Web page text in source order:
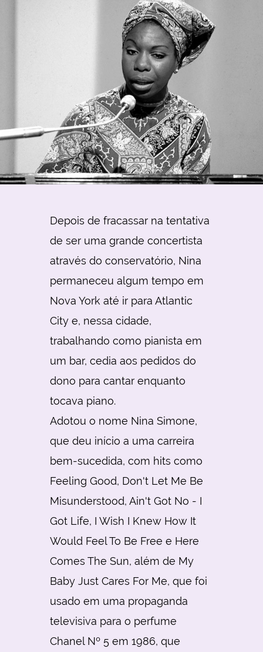
Depois de fracassar na tentativa
de ser uma grande concertista
através do conservatório, Nina
permaneceu algum tempo em
Nova York até ir para Atlantic
City e, nessa cidade,
trabalhando como pianista em
um bar, cedia aos pedidos do
dono para cantar enquanto
tocava piano.
Adotou o nome Nina Simone,
que deu início a uma carreira
bem-sucedida, com hits como
Feeling Good, Don't Let Me Be
Misunderstood, Ain't Got No - I
Got Life, I Wish I Knew How It
Would Feel To Be Free e Here
Comes The Sun, além de My
Baby Just Cares For Me, que foi
usado em uma propaganda
televisiva para o perfume
Chanel Nº 5 em 1986, que